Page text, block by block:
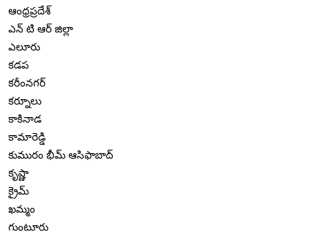
ఆంధ్రప్రదేశ్
ఎన్ టి ఆర్ జిల్లా
ఎలూరు
కడప
కరీంనగర్
కర్నూలు
కాకినాడ
కామారెడ్డి
కుమురం భీమ్ ఆసిఫాబాద్
కృష్ణా
క్రైమ్
ఖమ్మం
గుంటూరు